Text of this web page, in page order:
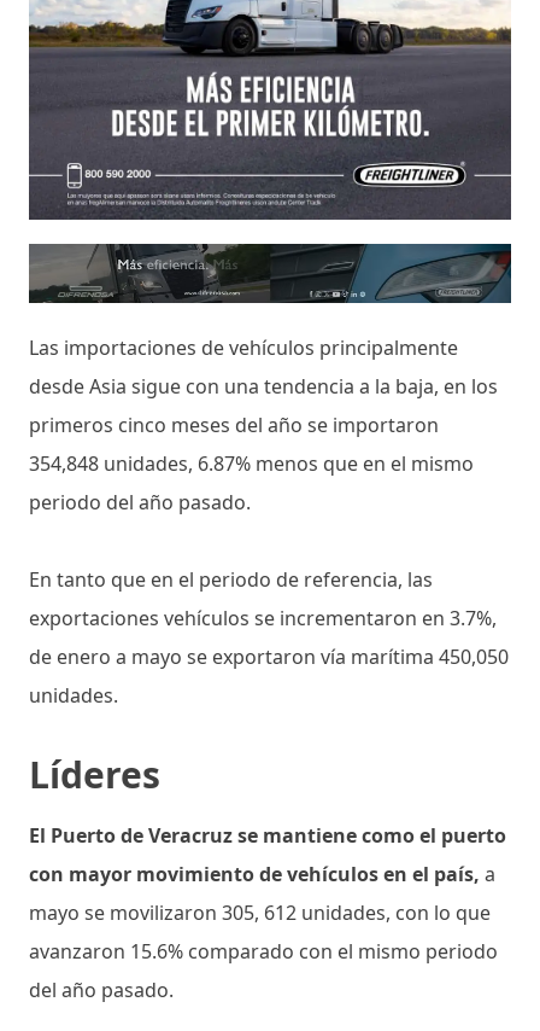
Las importaciones de vehículos principalmente
desde Asia sigue con una tendencia a la baja, en los
primeros cinco meses del año se importaron
354,848 unidades, 6.87% menos que en el mismo
periodo del año pasado.
En tanto que en el periodo de referencia, las
exportaciones vehículos se incrementaron en 3.7%,
de enero a mayo se exportaron vía marítima 450,050
unidades.
Líderes
El Puerto de Veracruz se mantiene como el puerto
con mayor movimiento de vehículos en el país, a
mayo se movilizaron 305, 612 unidades, con lo que
avanzaron 15.6% comparado con el mismo periodo
del año pasado.